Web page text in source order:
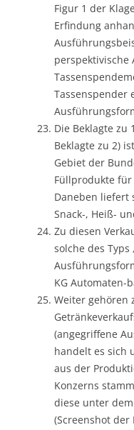
Figur 1 der
Erfindung
perspektivische
Tassenspender
Die Beklagte zu
Beklagte zu 2)
Gebiet der
Füllprodukte
Daneben liefert
Snack-, Heiß-
Zu diesen
solche des Typs
KG Automaten-
Weiter gehören
(angegriffene
handelt es sich
aus der
Konzerns
diese unter
(Screenshot